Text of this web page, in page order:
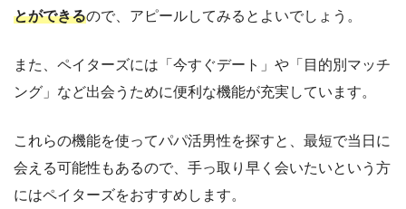
とができるので、アピールしてみるとよいでしょう。
また、ペイターズには「今すぐデート」や「目的別マッチ
ング」など出会うために便利な機能が充実しています。
これらの機能を使ってパパ活男性を探すと、最短で当日に
会える可能性もあるので、手っ取り早く会いたいという方
にはペイターズをおすすめします。